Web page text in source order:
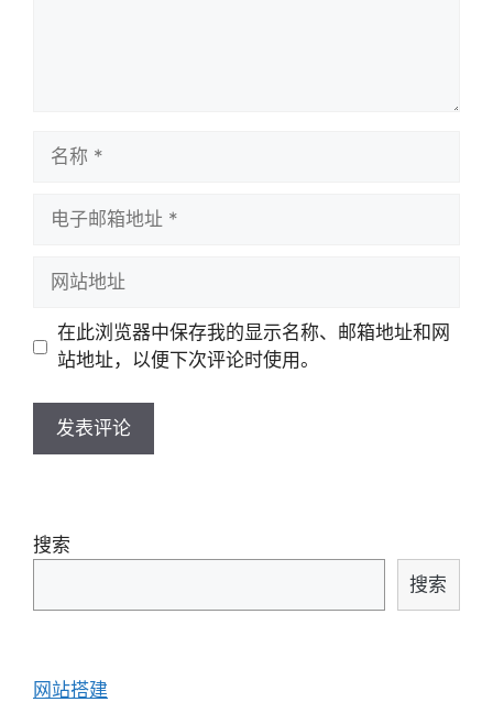
址
址
在此浏览器中保存我的显示名称、邮箱地址和网
站地址，以便下次评论时使用。
搜索
搜索
网站搭建